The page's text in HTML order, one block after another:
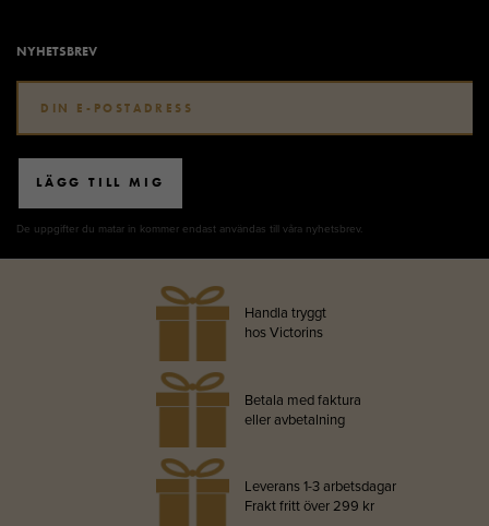
NYHETSBREV
LÄGG TILL MIG
De uppgifter du matar in kommer endast användas till våra nyhetsbrev.
Handla tryggt
hos Victorins
Betala med faktura
eller avbetalning
Leverans 1-3 arbetsdagar
Frakt fritt över 299 kr